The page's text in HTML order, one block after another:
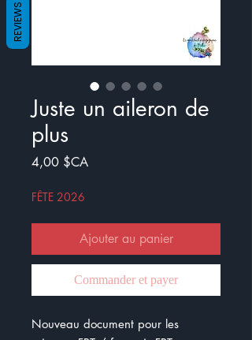
Juste un aileron de
plus
4,00 $CAPrix
FÊTE 2026
Ajouter au panier
Commander et payer
Nouveau document pour les
REVIEWS